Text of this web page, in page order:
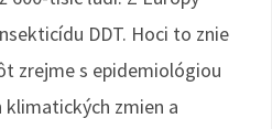
DDT. Hoci to znie
zrejme s epidemiológiou
klimatických zmien a